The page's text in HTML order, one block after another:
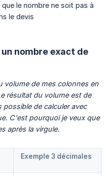
le nombre ne soit pas à
le devis
nombre exact de
volume de mes colonnes en
résultat du volume est de
de calculer avec
C'est pourquoi je veux que
après la virgule.
Exemple 3 décimales